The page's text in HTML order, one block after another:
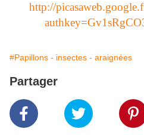
http://
#Papillons - insectes - araignées
Partager